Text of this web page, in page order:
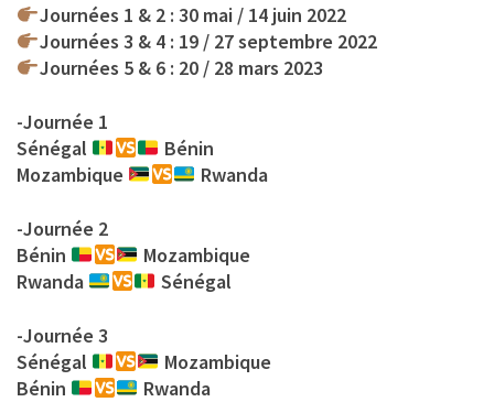
Journées 1 & 2 : 30 mai / 14 juin 2022
Journées 3 & 4 : 19 / 27 septembre 2022
Journées 5 & 6 : 20 / 28 mars 2023
-Journée 1
Sénégal
Bénin
Mozambique
Rwanda
-Journée 2
Bénin
Mozambique
Rwanda
Sénégal
-Journée 3
Sénégal
Mozambique
Bénin
Rwanda